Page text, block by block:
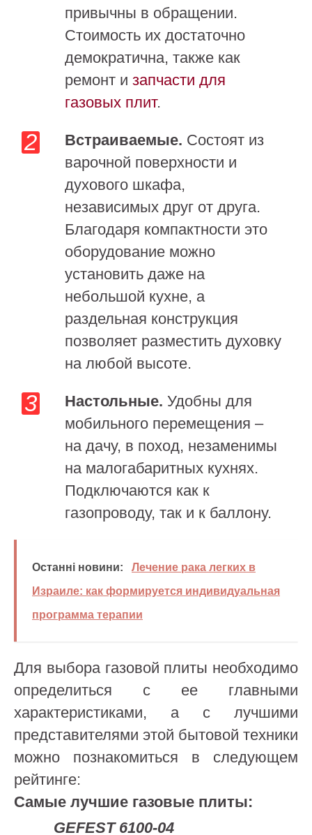
привычны в обращении.
Стоимость их достаточно
демократична, также как
ремонт и запчасти для
газовых плит.
Встраиваемые. Состоят из
варочной поверхности и
духового шкафа,
независимых друг от друга.
Благодаря компактности это
оборудование можно
установить даже на
небольшой кухне, а
раздельная конструкция
позволяет разместить духовку
на любой высоте.
Настольные. Удобны для
мобильного перемещения –
на дачу, в поход, незаменимы
на малогабаритных кухнях.
Подключаются как к
газопроводу, так и к баллону.
Останні новини:
Лечение рака легких в
Израиле: как формируется индивидуальная
программа терапии
Для выбора газовой плиты необходимо
определиться с ее главными
характеристиками, а с лучшими
представителями этой бытовой техники
можно познакомиться в следующем
рейтинге:
Самые лучшие газовые плиты:
GEFEST 6100-04